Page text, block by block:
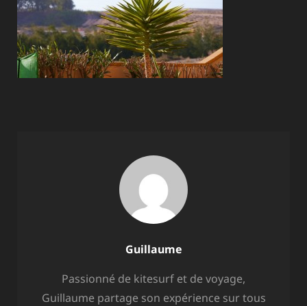
Author:
Guillaume
Passionné de kitesurf et de voyage,
Guillaume partage son expérience sur tous